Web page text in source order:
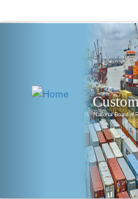
National Board of